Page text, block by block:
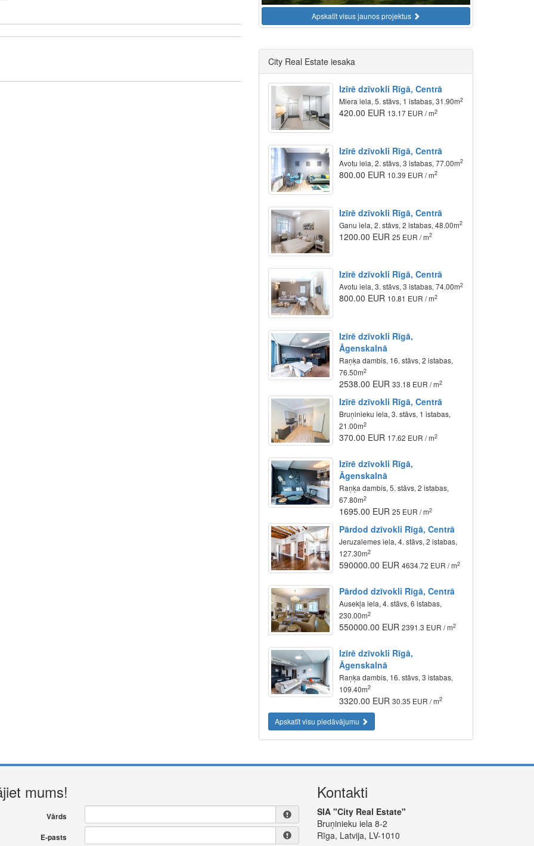
Apskatīt visus jaunos projektus
City Real Estate iesaka
Izīrē dzīvokli Rīgā, Centrā
Miera iela, 5. stāvs, 1 istabas, 31.90m2
420.00 EUR 13.17 EUR / m2
Izīrē dzīvokli Rīgā, Centrā
Avotu iela, 2. stāvs, 3 istabas, 77.00m2
800.00 EUR 10.39 EUR / m2
Izīrē dzīvokli Rīgā, Centrā
Ganu iela, 2. stāvs, 2 istabas, 48.00m2
1200.00 EUR25 EUR / m2
Izīrē dzīvokli Rīgā, Centrā
Avotu iela, 3. stāvs, 3 istabas, 74.00m2
800.00 EUR 10.81 EUR / m2
Izīrē dzīvokli Rīgā,
Āgenskalnā
Raņķa dambis, 16. stāvs, 2 istabas,
76.50m2
2538.00 EUR33.18 EUR / m2
Izīrē dzīvokli Rīgā, Centrā
Bruņinieku iela, 3. stāvs, 1 istabas,
21.00m2
370.00 EUR 17.62 EUR / m2
Izīrē dzīvokli Rīgā,
Āgenskalnā
Raņķa dambis, 5. stāvs, 2 istabas,
67.80m2
1695.00 EUR25 EUR / m2
Pārdod dzīvokli Rīgā, Centrā
Jeruzalemes iela, 4. stāvs, 2 istabas,
127.30m2
590000.00 EUR4634.72 EUR / m2
Pārdod dzīvokli Rīgā, Centrā
Ausekļa iela, 4. stāvs, 6 istabas,
230.00m2
550000.00 EUR2391.3 EUR / m2
Izīrē dzīvokli Rīgā,
Āgenskalnā
Raņķa dambis, 16. stāvs, 3 istabas,
109.40m2
3320.00 EUR30.35 EUR / m2
Apskatīt visu piedāvājumu
mums!
Vārds
E-pasts
Kontakti
SIA "City Real Estate"
Bruņinieku iela 8-2
Rīga, Latvija, LV-1010